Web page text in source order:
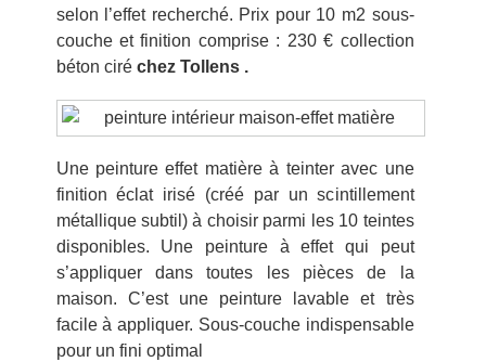
selon l’effet recherché. Prix pour 10 m2 sous-
couche et finition comprise : 230 € collection
béton ciré chez Tollens .
Une peinture effet matière à teinter avec une
finition éclat irisé (créé par un scintillement
métallique subtil) à choisir parmi les 10 teintes
disponibles. Une peinture à effet qui peut
s’appliquer dans toutes les pièces de la
maison. C’est une peinture lavable et très
facile à appliquer. Sous-couche indispensable
pour un fini optimal